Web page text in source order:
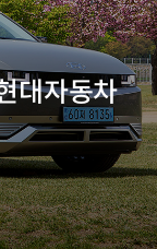
대자동차